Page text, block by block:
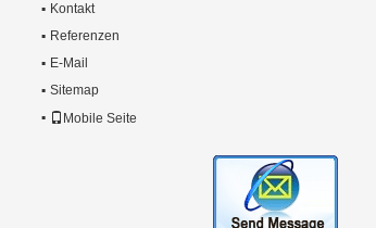
Kontakt
Referenzen
E-Mail
Sitemap
Mobile Seite